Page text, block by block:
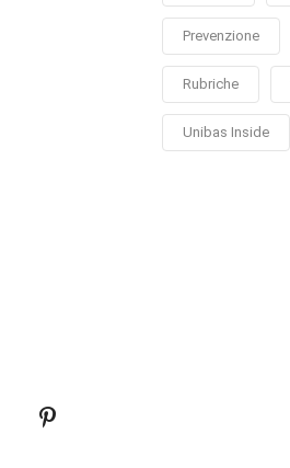
Prevenzione
Rubriche
Unibas Inside